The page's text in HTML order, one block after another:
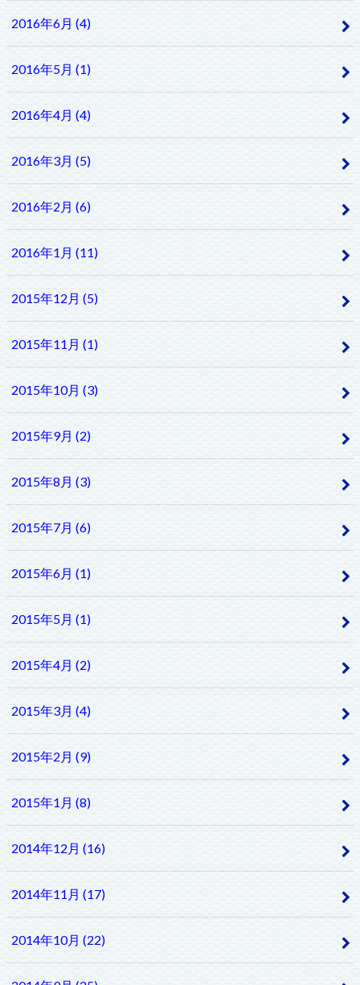
2016年6月 (4)
2016年5月 (1)
2016年4月 (4)
2016年3月 (5)
2016年2月 (6)
2016年1月 (11)
2015年12月 (5)
2015年11月 (1)
2015年10月 (3)
2015年9月 (2)
2015年8月 (3)
2015年7月 (6)
2015年6月 (1)
2015年5月 (1)
2015年4月 (2)
2015年3月 (4)
2015年2月 (9)
2015年1月 (8)
2014年12月 (16)
2014年11月 (17)
2014年10月 (22)